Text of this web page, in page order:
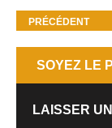
PRÉCÉDENT
SOYEZ LE
LAISSER